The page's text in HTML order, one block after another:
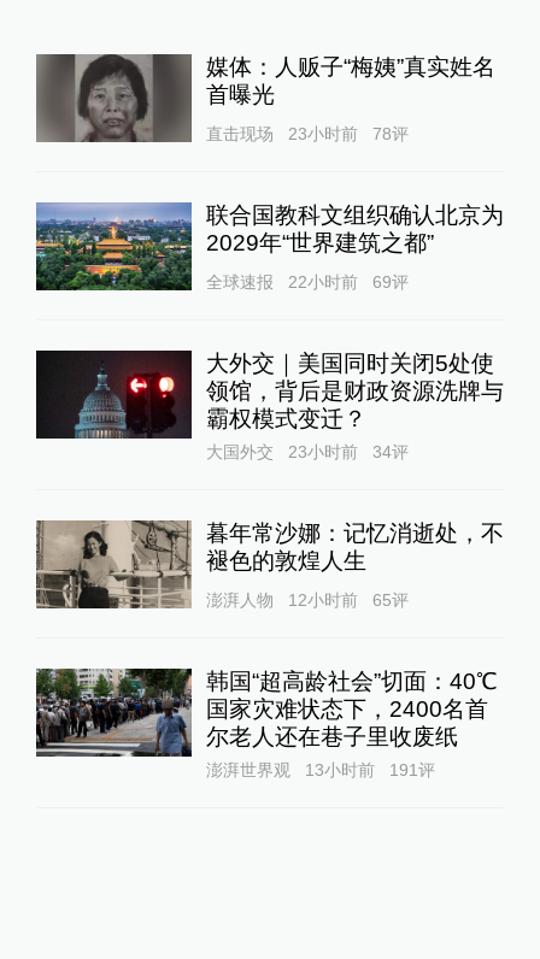
媒体：人贩子“梅姨”真实姓名
首曝光
直击现场 23小时前 78评
联合国教科文组织确认北京为
2029年“世界建筑之都”
全球速报 22小时前 69评
大外交｜美国同时关闭5处使
领馆，背后是财政资源洗牌与
霸权模式变迁？
大国外交 23小时前 34评
暮年常沙娜：记忆消逝处，不
褪色的敦煌人生
澎湃人物 12小时前 65评
韩国“超高龄社会”切面：40℃
国家灾难状态下，2400名首
尔老人还在巷子里收废纸
澎湃世界观 13小时前 191评